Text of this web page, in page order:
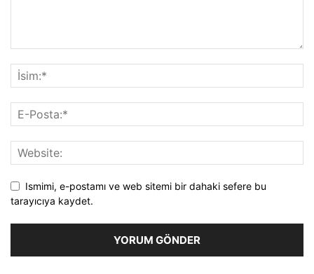
Ismimi, e-postamı ve web sitemi bir dahaki sefere bu
tarayıcıya kaydet.